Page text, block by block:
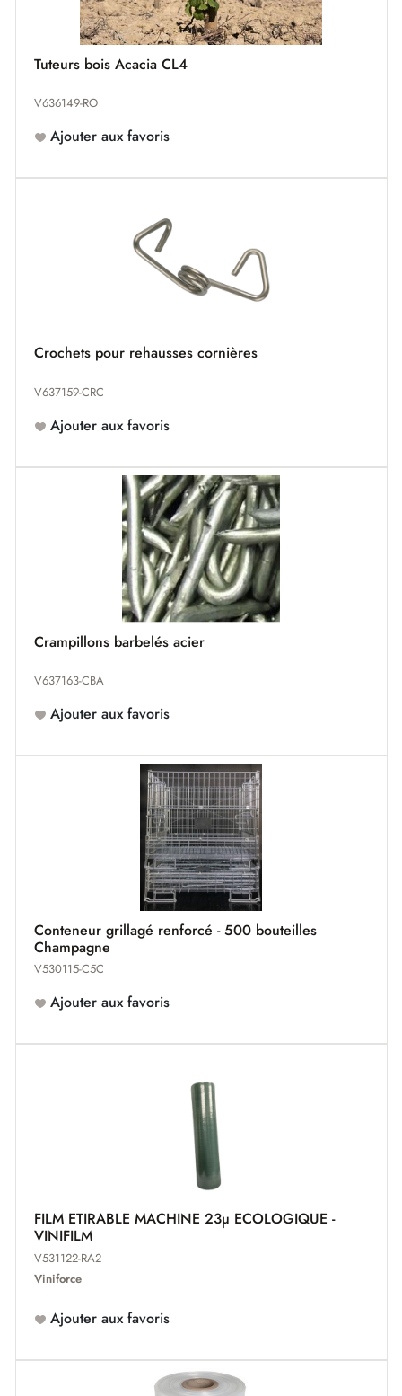
Tuteurs bois Acacia CL4
V636149-RO
Ajouter aux favoris
Crochets pour rehausses cornières
V637159-CRC
Ajouter aux favoris
Crampillons barbelés acier
V637163-CBA
Ajouter aux favoris
Conteneur grillagé renforcé - 500 bouteilles
Champagne
V530115-C5C
Ajouter aux favoris
FILM ETIRABLE MACHINE 23µ ECOLOGIQUE -
VINIFILM
V531122-RA2
Viniforce
Ajouter aux favoris